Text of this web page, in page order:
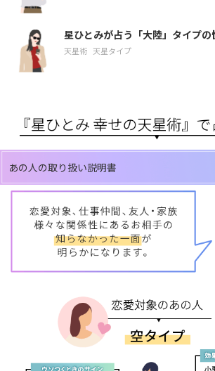
星ひとみが占う「大陸」タイプの
天星術 天星タイプ
あの人の取り扱い説明書